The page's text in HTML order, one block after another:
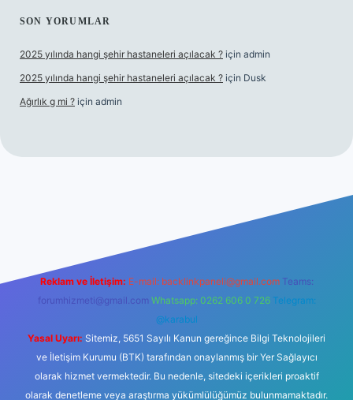
SON YORUMLAR
2025 yılında hangi şehir hastaneleri açılacak ? için admin
2025 yılında hangi şehir hastaneleri açılacak ? için Dusk
Ağırlık g mi ? için admin
Reklam ve İletişim: E-mail: backlinkpaneli@gmail.com Teams:
forumhizmeti@gmail.com Whatsapp: 0262 606 0 726 Telegram:
@karabul
Yasal Uyarı: Sitemiz, 5651 Sayılı Kanun gereğince Bilgi Teknolojileri
ve İletişim Kurumu (BTK) tarafından onaylanmış bir Yer Sağlayıcı
olarak hizmet vermektedir. Bu nedenle, sitedeki içerikleri proaktif
olarak denetleme veya araştırma yükümlülüğümüz bulunmamaktadır.